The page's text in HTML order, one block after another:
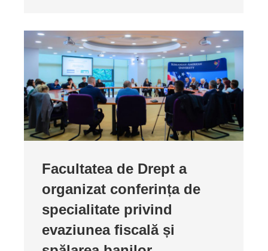
Facultatea de Drept a
organizat conferința de
specialitate privind
evaziunea fiscală și